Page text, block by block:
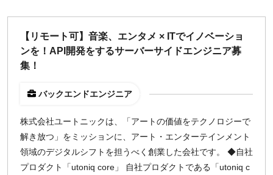
【リモート可】音楽、エンタメ × ITでイノベーショ
ンを！API開発をするサーバーサイドエンジニア募
集！
バックエンドエンジニア
株式会社ユートニックは、「アートの価値をテクノロジーで
解き放つ」をミッションに、アート・エンターテインメント
領域のデジタルシフトを担うべく創業した会社です。 ◆自社
プロダクト「utoniq core」 自社プロダクトである「utoniq c